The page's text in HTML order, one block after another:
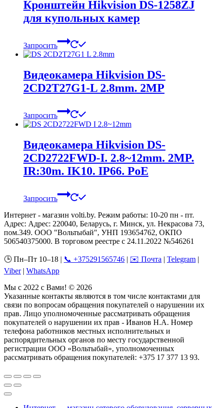
Кронштейн Hikvision DS-1258ZJ
для купольных камер
Запросить
Видеокамера Hikvision DS-
2CD2T27G1-L 2.8mm. 2MP
Запросить
Видеокамера Hikvision DS-
2CD2722FWD-I. 2.8~12mm. 2MP.
IR:30m. IK10. IP66. PoE
Запросить
Интернет - магазин volti.by. Режим работы: 10-20 пн - пт.
Адрес: Адрес: 220040, Беларусь, г. Минск, ул. Некрасова 73,
пом.349. ООО "Вольтыбай", УНП 193654762, ОКПО
506540375000. В торговом реестре с 24.11.2022 №546261
🕒 Пн–Пт 10–18 | 📞 +375291565746 | ✉️ Почта | Telegram |
Viber| WhatsApp
Мы с 2022 с Вами! © 2026
Указанные контакты являются в том числе контактами для
связи по вопросам обращения покупателей о нарушении их
прав. Лицо уполномоченные рассматривать обращения
покупателей о нарушении их прав - Иванов Н.А. Номер
телефона работников местных исполнительных и
распорядительных органов по месту государственной
регистрации ООО «Вольтыбай», уполномоченных
рассматривать обращения покупателей: +375 17 377 13 93.